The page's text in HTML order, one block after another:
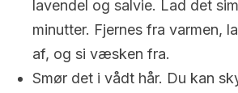
lavendel og salvie. Lad det
minutter. Fjernes fra varmen,
af, og si væsken fra.
Smør det i vådt hår. Du kan